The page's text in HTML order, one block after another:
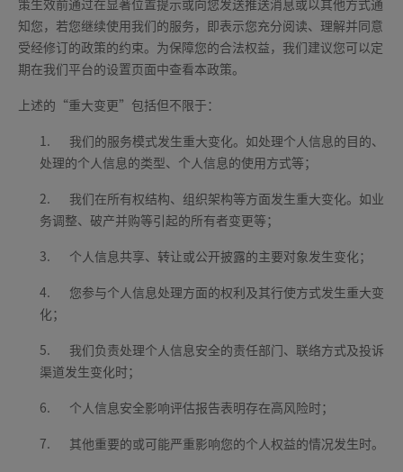
策生效前通过在显著位置提示或向您发送推送消息或以其他方式通
知您，若您继续使用我们的服务，即表示您充分阅读、理解并同意
受经修订的政策的约束。为保障您的合法权益，我们建议您可以定
期在我们平台的设置页面中查看本政策。
上述的“重大变更”包括但不限于：
1.
我们的服务模式发生重大变化。如处理个人信息的目的、
处理的个人信息的类型、个人信息的使用方式等；
2.
我们在所有权结构、组织架构等方面发生重大变化。如业
务调整、破产并购等引起的所有者变更等；
3. 个人信息共享、转让或公开披露的主要对象发生变化；
4.
您参与个人信息处理方面的权利及其行使方式发生重大变
化；
5.
我们负责处理个人信息安全的责任部门、联络方式及投诉
渠道发生变化时；
6. 个人信息安全影响评估报告表明存在高风险时；
7. 其他重要的或可能严重影响您的个人权益的情况发生时。